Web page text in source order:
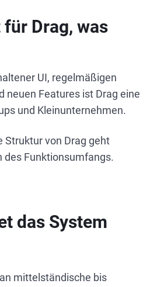
Drag, was
UI, regelmäßigen
neuen Features ist Drag eine
und Kleinunternehmen.
Struktur von Drag geht
des Funktionsumfangs.
das System
mittelständische bis